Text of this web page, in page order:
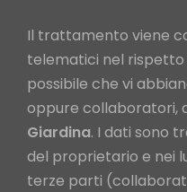
Il trattamento viene
telematici nel
possibile che vi
oppure collaboratori,
Giardina. I dati sono
del proprietario e nei
terze parti